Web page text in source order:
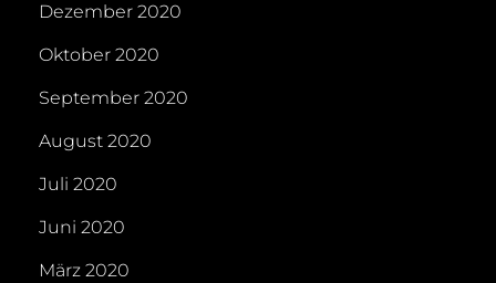
Dezember 2020
Oktober 2020
September 2020
August 2020
Juli 2020
Juni 2020
März 2020